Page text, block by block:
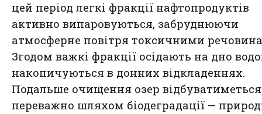
цей період легкі фракції нафтопродуктів
активно випаровуються, забруднюючи
атмосферне повітря токсичними
Згодом важкі фракції осідають на дно
накопичуються в донних відкладеннях.
Подальше очищення озер відбуватиметься
переважно шляхом біодеградації —